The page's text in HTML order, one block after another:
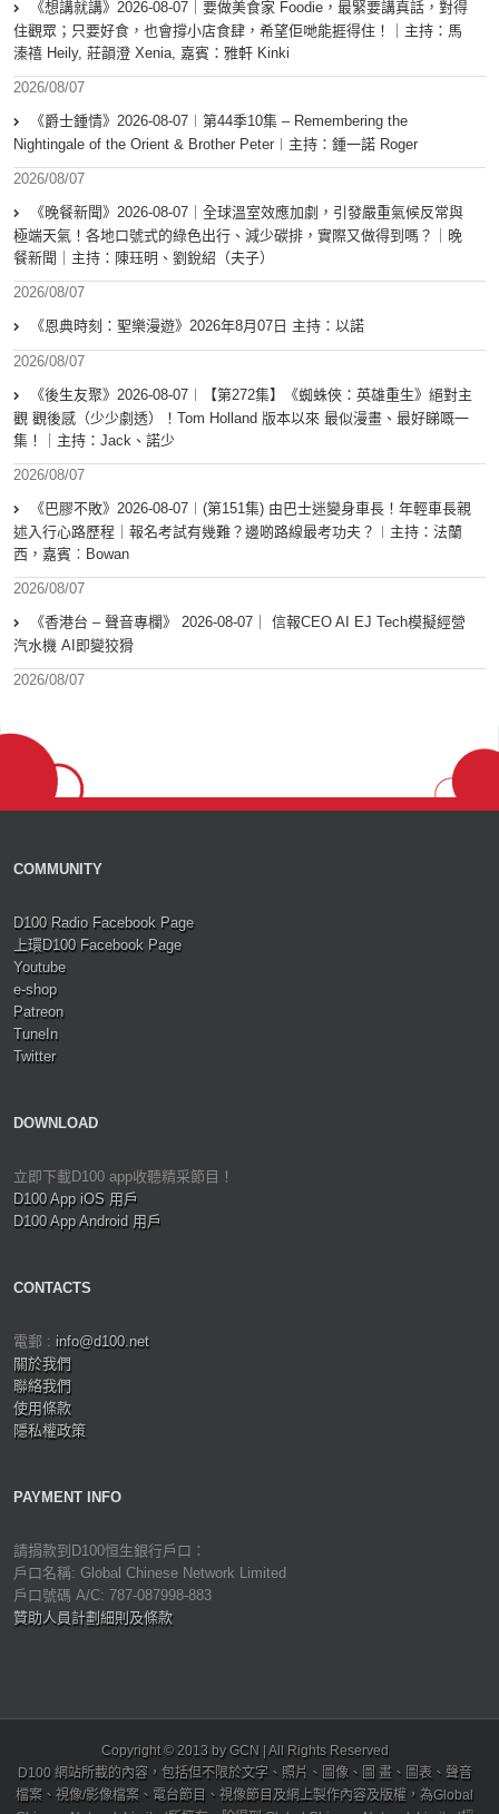
《想講就講》2026-08-07｜要做美食家 Foodie，最緊要講真話，對得
住觀眾；只要好食，也會撐小店食肆，希望佢哋能捱得住！｜主持：馬
溱禧 Heily, 莊韻澄 Xenia, 嘉賓：雅軒 Kinki
2026/08/07
《爵士鍾情》2026-08-07︱第44季10集 – Remembering the
Nightingale of the Orient & Brother Peter︱主持：鍾一諾 Roger
2026/08/07
《晚餐新聞》2026-08-07｜全球溫室效應加劇，引發嚴重氣候反常與
極端天氣！各地口號式的綠色出行、減少碳排，實際又做得到嗎？｜晚
餐新聞｜主持：陳珏明、劉銳紹（夫子）
2026/08/07
《恩典時刻：聖樂漫遊》2026年8月07日 主持：以諾
2026/08/07
《後生友聚》2026-08-07︱【第272集】《蜘蛛俠：英雄重生》絕對主
觀 觀後感（少少劇透）！Tom Holland 版本以來 最似漫畫、最好睇嘅一
集！｜主持：Jack、諾少
2026/08/07
《巴膠不敗》2026-08-07︱(第151集) 由巴士迷變身車長！年輕車長親
述入行心路歷程｜報名考試有幾難？邊啲路線最考功夫？︱主持：法蘭
西，嘉賓︰Bowan
2026/08/07
《香港台 – 聲音專欄》 2026-08-07｜ 信報CEO AI EJ Tech模擬經營
汽水機 AI即變狡猾
2026/08/07
COMMUNITY
D100 Radio Facebook Page
上環D100 Facebook Page
Youtube
e-shop
Patreon
TuneIn
Twitter
DOWNLOAD
立即下載D100 app收聽精采節目！
D100 App iOS 用戶
D100 App Android 用戶
CONTACTS
電郵 : info@d100.net
關於我們
聯絡我們
使用條款
隱私權政策
PAYMENT INFO
請捐款到D100恒生銀行戶口：
戶口名稱: Global Chinese Network Limited
戶口號碼 A/C: 787-087998-883
贊助人員計劃細則及條款
Copyright © 2013 by GCN | All Rights Reserved
D100 網站所載的內容，包括但不限於文字、照片、圖像、圖 畫、圖表、聲音
檔案、視像/影像檔案、電台節目、視像節目及網上製作內容及版權，為Global